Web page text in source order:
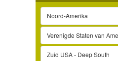
Noord-Amerika
Verenigde Staten van
Zuid USA - Deep South